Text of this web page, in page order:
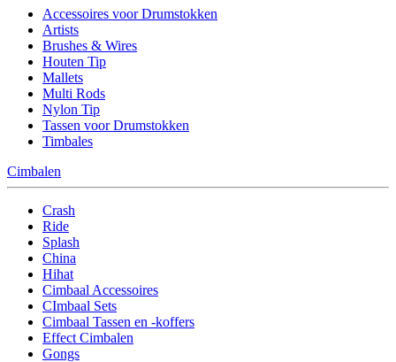
Accessoires voor Drumstokken
Artists
Brushes & Wires
Houten Tip
Mallets
Multi Rods
Nylon Tip
Tassen voor Drumstokken
Timbales
Cimbalen
Crash
Ride
Splash
China
Hihat
Cimbaal Accessoires
CImbaal Sets
Cimbaal Tassen en -koffers
Effect Cimbalen
Gongs